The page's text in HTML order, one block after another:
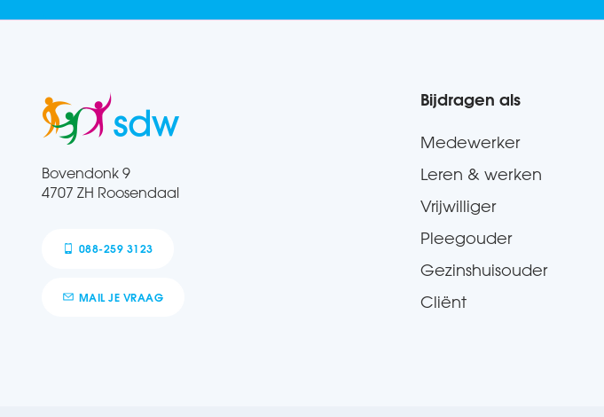
Bovendonk 9
4707 ZH Roosendaal
088-259 3123
MAIL JE VRAAG
Bijdragen als
Medewerker
Leren & werken
Vrijwilliger
Pleegouder
Gezinshuisouder
Cliënt